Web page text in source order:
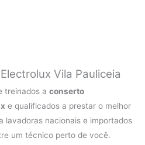
Vila Pauliceia
treinados aconserto
e qualificados a prestar o melhor
lavadoras nacionais e importados
um técnico perto de você.